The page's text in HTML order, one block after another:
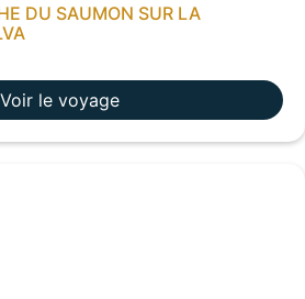
DU SAUMON SUR LA
Voir le voyage